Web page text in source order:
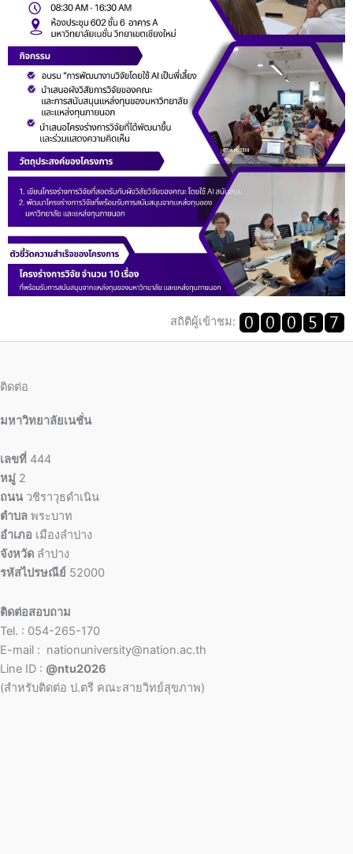
สถิติผู้เข้าชม:
ติดต่อ
มหาวิทยาลัยเนชั่น
เลขที่ 444
หมู่ 2
ถนน วชิราวุธดำเนิน
ตำบล พระบาท
อำเภอ เมืองลำปาง
จังหวัด ลำปาง
รหัสไปรษณีย์ 52000
ติดต่อสอบถาม
Tel. : 054-265-170
E-mail : nationuniversity@nation.ac.th
Line ID : @ntu2026
(สำหรับติดต่อ ป.ตรี คณะสายวิทย์สุขภาพ)